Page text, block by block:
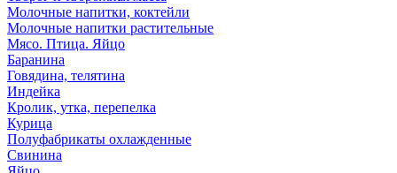
Молочные напитки, коктейли
Молочные напитки растительные
Мясо. Птица. Яйцо
Баранина
Говядина, телятина
Индейка
Кролик, утка, перепелка
Курица
Полуфабрикаты охлажденные
Свинина